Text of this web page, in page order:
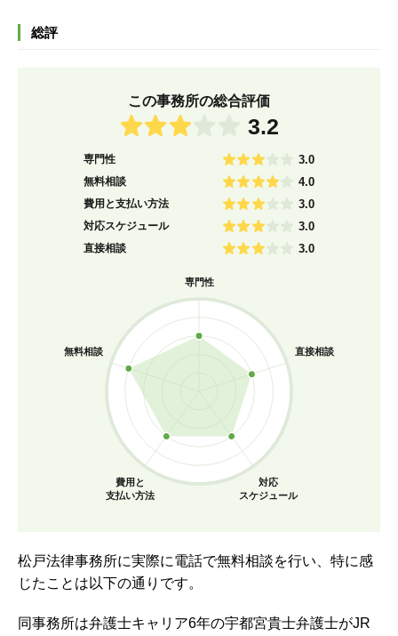
総評
この事務所の総合評価
3.2
専門性 3.0
無料相談 4.0
費用と支払い方法 3.0
対応スケジュール 3.0
直接相談 3.0
専門性
直接相談
対応
スケジュール
費用と
支払い方法
無料相談
松戸法律事務所に実際に電話で無料相談を行い、特に感
じたことは以下の通りです。
同事務所は弁護士キャリア6年の宇都宮貴士弁護士がJR